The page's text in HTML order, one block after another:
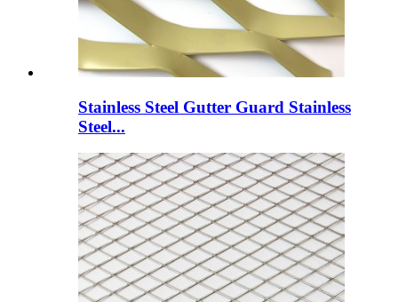
Stainless Steel Gutter Guard Stainless
Steel...